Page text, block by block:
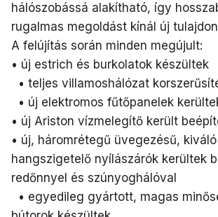
hálószobássá alakítható, így
rugalmas megoldást kínál új
A felújítás során minden megújult:
• új estrich és burkolatok készültek
• teljes villamoshálózat
• új elektromos fűtőpanelek
• új Ariston vízmelegítő került
• új, háromrétegű üvegezésű,
hangszigetelő nyílászárók kerültek
redőnnyel és szúnyoghálóval
• egyedileg gyártott, magas